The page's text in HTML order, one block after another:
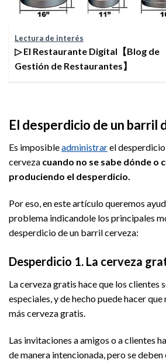
Lectura de interés
▷ El Restaurante Digital【Blog de
Gestión de Restaurantes】
El desperdicio de un barril
Es imposibleadministrarel
cerveza cuando no se sabe dónde o
produciendo el desperdicio.
Por eso, en este artículo queremos
problema indicandole los principales
desperdicio de un barril cerveza:
Desperdicio 1. La cerveza
La cerveza gratis hace que los clientes
especiales, y de hecho puede hacer
más cerveza gratis.
Las invitaciones a amigos o a clientes
de manera intencionada, pero se deben